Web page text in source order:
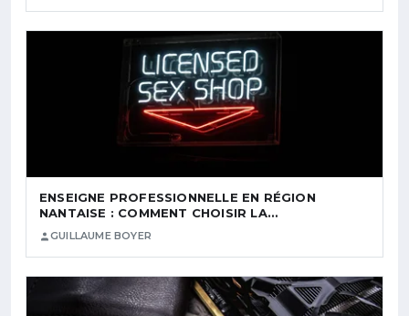
ENSEIGNE PROFESSIONNELLE EN RÉGION
NANTAISE : COMMENT CHOISIR LA…
GUILLAUME BOYER